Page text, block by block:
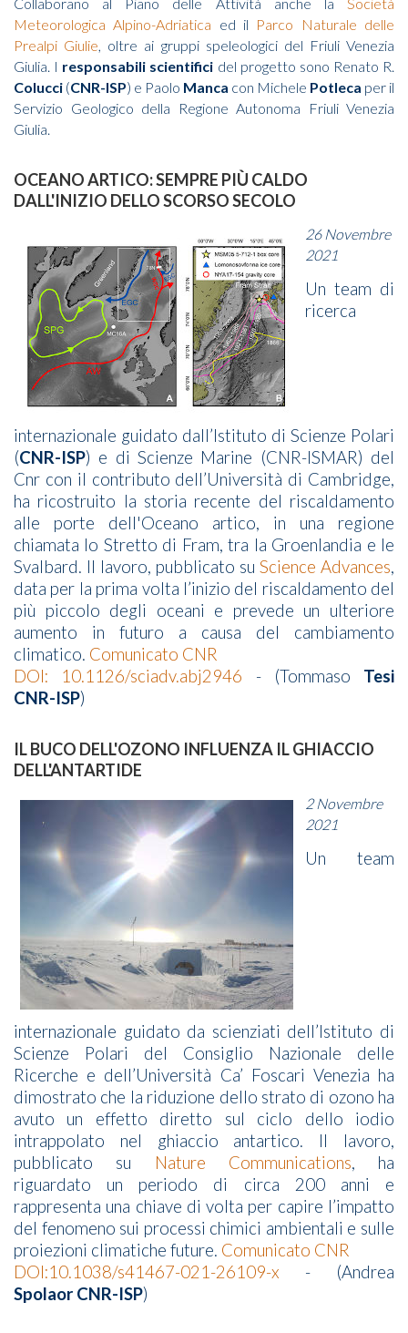
Meteorologica Alpino-Adriatica ed il Parco Naturale delle
Prealpi Giulie, oltre ai gruppi speleologici del Friuli Venezia
Giulia. I responsabili scientifici del progetto sono Renato R.
Colucci (CNR-ISP) e Paolo Manca con Michele Potleca per il
Servizio Geologico della Regione Autonoma Friuli Venezia
Giulia.
OCEANO ARTICO: SEMPRE PIÙ CALDO
DALL'INIZIO DELLO SCORSO SECOLO
26 Novembre
2021
Un team di
ricerca
internazionale guidato dall’Istituto di Scienze Polari
(CNR-ISP) e di Scienze Marine (CNR-ISMAR) del
Cnr con il contributo dell’Università di Cambridge,
ha ricostruito la storia recente del riscaldamento
alle porte dell'Oceano artico, in una regione
chiamata lo Stretto di Fram, tra la Groenlandia e le
Svalbard. Il lavoro, pubblicato su Science Advances,
data per la prima volta l’inizio del riscaldamento del
più piccolo degli oceani e prevede un ulteriore
aumento in futuro a causa del cambiamento
climatico. Comunicato CNR
DOI: 10.1126/sciadv.abj2946 - (Tommaso Tesi
CNR-ISP)
IL BUCO DELL'OZONO INFLUENZA IL GHIACCIO
DELL'ANTARTIDE
2 Novembre
2021
Un team
internazionale guidato da scienziati dell’Istituto di
Scienze Polari del Consiglio Nazionale delle
Ricerche e dell’Università Ca’ Foscari Venezia ha
dimostrato che la riduzione dello strato di ozono ha
avuto un effetto diretto sul ciclo dello iodio
intrappolato nel ghiaccio antartico. Il lavoro,
pubblicato su
Nature Communications, ha
riguardato un periodo di circa 200 anni e
rappresenta una chiave di volta per capire l’impatto
del fenomeno sui processi chimici ambientali e sulle
proiezioni climatiche future. Comunicato CNR
DOI:10.1038/s41467-021-26109-x - (Andrea
Spolaor CNR-ISP)